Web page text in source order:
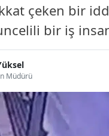
çeken bir
bir iş
Müdürü